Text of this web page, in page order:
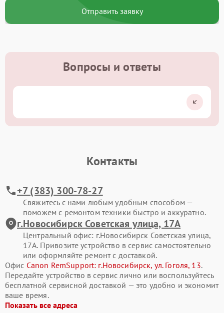
Отправить заявку
Вопросы и ответы
Контакты
+7 (383) 300-78-27
Свяжитесь с нами любым удобным способом —
поможем с ремонтом техники быстро и аккуратно.
г.Новосибирск Советская улица, 17А
Центральный офис: г.Новосибирск Советская улица,
17А. Привозите устройство в сервис самостоятельно
или оформляйте ремонт с доставкой.
Офис Canon RemSupport: г.Новосибирск, ул. Гоголя, 13.
Передайте устройство в сервис лично или воспользуйтесь
бесплатной сервисной доставкой — это удобно и экономит
ваше время.
Показать все адреса